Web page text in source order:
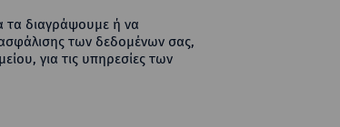
τα διαγράψουμε ή να
των δεδομένων σας,
για τις υπηρεσίες των